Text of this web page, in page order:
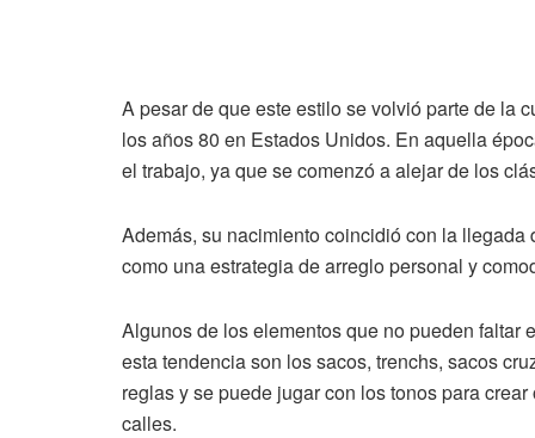
A pesar de que este estilo se volvió parte de la
los años 80 en Estados Unidos. En aquella
el trabajo, ya que se comenzó a alejar de los
Además, su nacimiento coincidió con la
como una estrategia de arreglo personal y
Algunos de los elementos que no pueden faltar
esta tendencia son los sacos, trenchs, sacos
reglas y se puede jugar con los tonos para
calles.